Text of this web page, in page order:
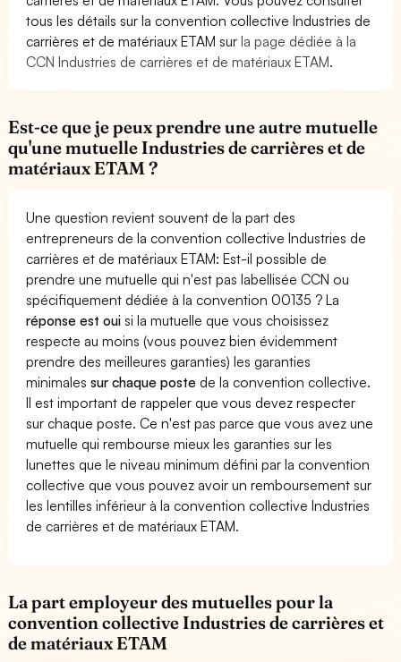
tous les détails sur la convention collective Industries de
carrières et de matériaux ETAM surla page dédiée à la
CCN Industries de carrières et de matériaux ETAM.
Est-ce que je peux prendre une autre mutuelle
qu'une mutuelle Industries de carrières et de
matériaux ETAM ?
Une question revient souvent de la part des
entrepreneurs de la convention collective Industries de
carrières et de matériaux ETAM: Est-il possible de
prendre une mutuelle qui n'est pas labellisée CCN ou
spécifiquement dédiée à la convention 00135 ? La
réponse est oui si la mutuelle que vous choisissez
respecte au moins (vous pouvez bien évidemment
prendre des meilleures garanties) les garanties
minimalessur chaque poste de la convention collective.
Il est important de rappeler que vous devez respecter
sur chaque poste. Ce n'est pas parce que vous avez une
mutuelle qui rembourse mieux les garanties sur les
lunettes que le niveau minimum défini par la convention
collective que vous pouvez avoir un remboursement sur
les lentilles inférieur à la convention collective Industries
de carrières et de matériaux ETAM.
La part employeur des mutuelles pour la
convention collective Industries de carrières et
de matériaux ETAM